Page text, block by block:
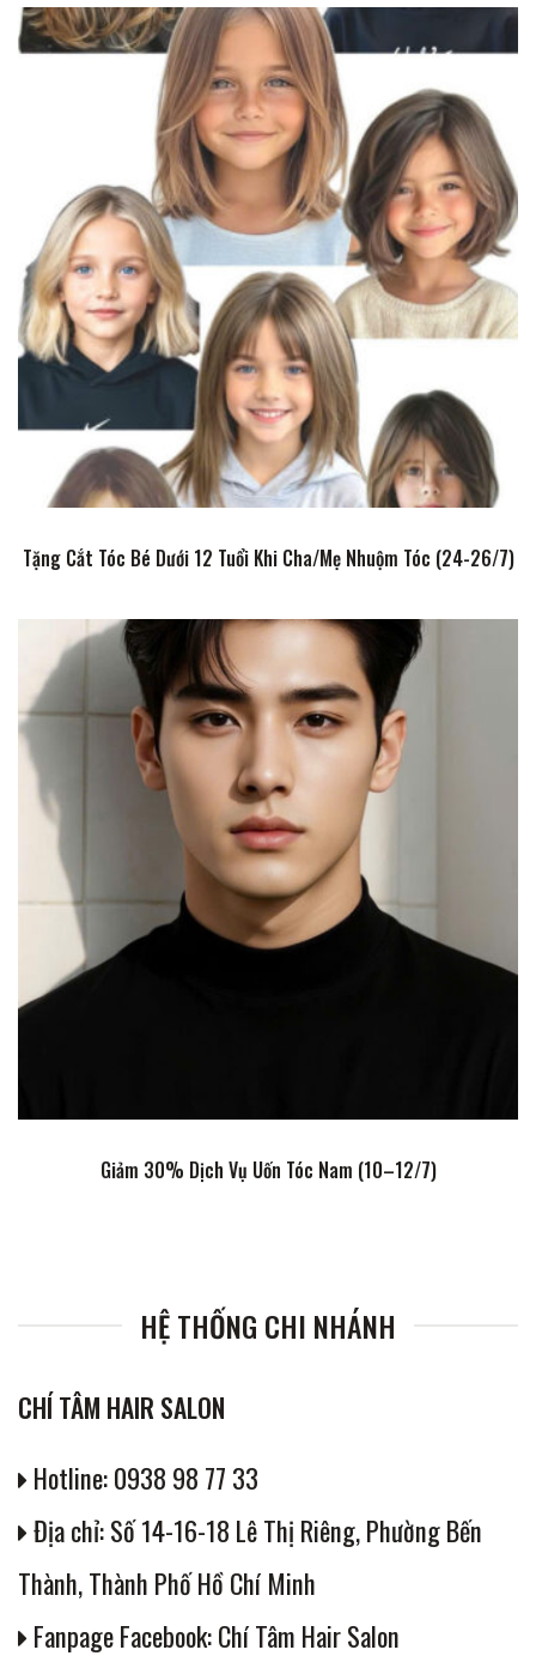
Tặng Cắt Tóc Bé Dưới 12 Tuổi Khi Cha/Mẹ Nhuộm Tóc (24-26/7)
Giảm 30% Dịch Vụ Uốn Tóc Nam (10–12/7)
HỆ THỐNG CHI NHÁNH
CHÍ TÂM HAIR SALON
Hotline: 0938 98 77 33
Địa chỉ: Số 14-16-18 Lê Thị Riêng, Phường Bến
Thành, Thành Phố Hồ Chí Minh
Fanpage Facebook: Chí Tâm Hair Salon